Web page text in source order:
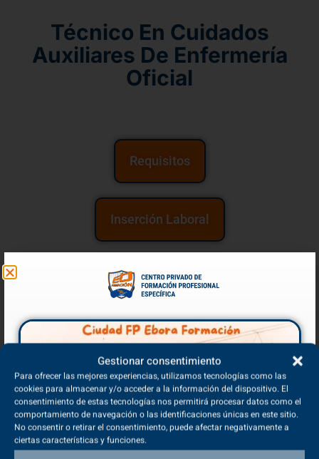
Gestionar consentimiento
Para ofrecer las mejores experiencias, utilizamos tecnologías como las
cookies para almacenar y/o acceder a la información del dispositivo. El
consentimiento de estas tecnologías nos permitirá procesar datos como el
comportamiento de navegación o las identificaciones únicas en este sitio.
No consentir o retirar el consentimiento, puede afectar negativamente a
ciertas características y funciones.
Técnico En Cuidados
Auxiliares De Enfermería
Oficial
Requisitos
Inserción Laboral
Puestos de Trabajo
Competencias